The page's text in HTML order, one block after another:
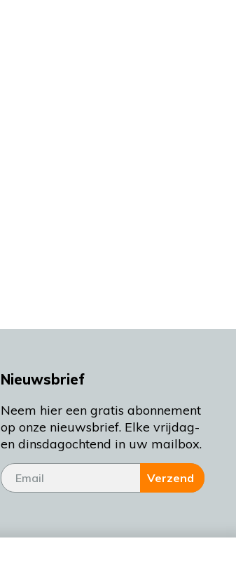
Nieuwsbrief
Neem hier een gratis abonnement
op onze nieuwsbrief. Elke vrijdag-
en dinsdagochtend in uw mailbox.
Verzend